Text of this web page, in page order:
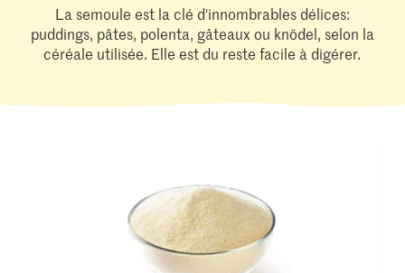
La semoule est la clé d'innombrables délices:
puddings, pâtes, polenta, gâteaux ou knödel, selon la
céréale utilisée. Elle est du reste facile à digérer.